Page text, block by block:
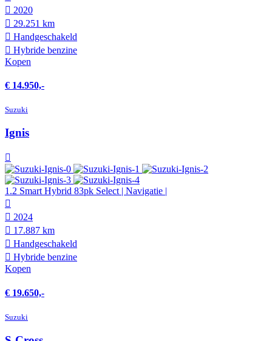
2020
29.251 km
Hand­geschakeld
Hybride benzine
Kopen
€ 14.950,-
Suzuki
Ignis
1.2 Smart Hybrid 83pk Select | Navigatie |
2024
17.887 km
Hand­geschakeld
Hybride benzine
Kopen
€ 19.650,-
Suzuki